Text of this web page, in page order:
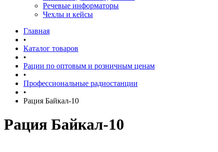
Речевые информаторы
Чехлы и кейсы
Главная
•
Каталог товаров
•
Рации по оптовым и розничным ценам
•
Профессиональные радиостанции
•
Рация Байкал-10
Рация Байкал-10